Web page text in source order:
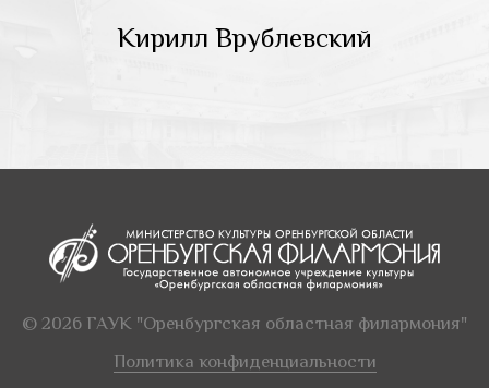
Кирилл Врублевский
© 2026 ГАУК "Оренбургская областная филармония"
Политика конфиденциальности